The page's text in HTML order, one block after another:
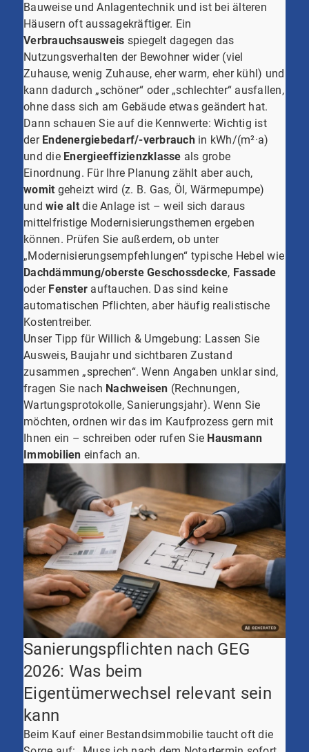
Bauweise und Anlagentechnik und ist bei älteren
Häusern oft aussagekräftiger. Ein
Verbrauchsausweis spiegelt dagegen das
Nutzungsverhalten der Bewohner wider (viel
Zuhause, wenig Zuhause, eher warm, eher kühl) und
kann dadurch „schöner“ oder „schlechter“ ausfallen,
ohne dass sich am Gebäude etwas geändert hat.
Dann schauen Sie auf die Kennwerte: Wichtig ist
der Endenergiebedarf/-verbrauchin kWh/(m²·a)
und die Energieeffizienzklasse als grobe
Einordnung. Für Ihre Planung zählt aber auch,
womit geheizt wird (z. B. Gas, Öl, Wärmepumpe)
undwie altdie Anlage ist – weil sich daraus
mittelfristige Modernisierungsthemen ergeben
können. Prüfen Sie außerdem, ob unter
„Modernisierungsempfehlungen“ typische Hebel wie
Dachdämmung/oberste Geschossdecke, Fassade
oder Fenster auftauchen. Das sind keine
automatischen Pflichten, aber häufig realistische
Kostentreiber.
Unser Tipp für Willich & Umgebung: Lassen Sie
Ausweis, Baujahr und sichtbaren Zustand
zusammen „sprechen“. Wenn Angaben unklar sind,
fragen Sie nach Nachweisen (Rechnungen,
Wartungsprotokolle, Sanierungsjahr). Wenn Sie
möchten, ordnen wir das im Kaufprozess gern mit
Ihnen ein – schreiben oder rufen Sie Hausmann
Immobilien einfach an.
Sanierungspflichten nach GEG
2026: Was beim
Eigentümerwechsel relevant sein
kann
Beim Kauf einer Bestandsimmobilie taucht oft die